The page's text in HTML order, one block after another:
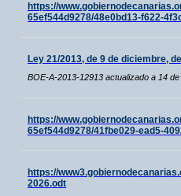
https://
65ef544d9278/48e0bd13-f622-
Ley 21/2013, de 9 de diciembre,
BOE-A-2013-12913 actualizado a 14
https://
65ef544d9278/41fbe029-ead5-
https://
2026.odt